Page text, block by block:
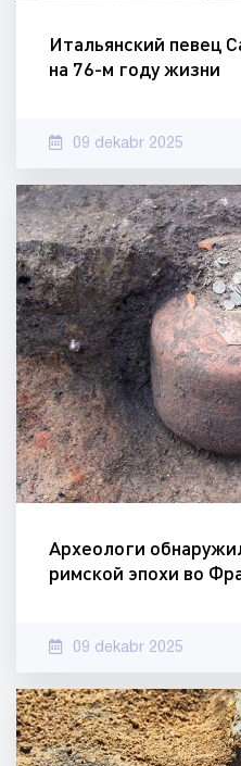
Итальянский певец
на 76-м году жизни
09 dekabr 2025
Археологи
римской эпохи во
09 dekabr 2025